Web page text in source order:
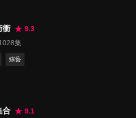
第92集 北投鬼屋
95 分鐘
衝
9.3
集
綜藝
合
9.1